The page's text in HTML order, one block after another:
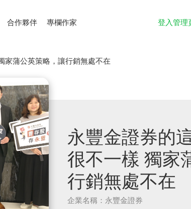
合作夥伴 專欄作家 登入管理
家蒲公英策略，讓行銷無處不在
永豐金證券的
很不一樣 獨家
行銷無處不在
企業名稱：永豐金證券